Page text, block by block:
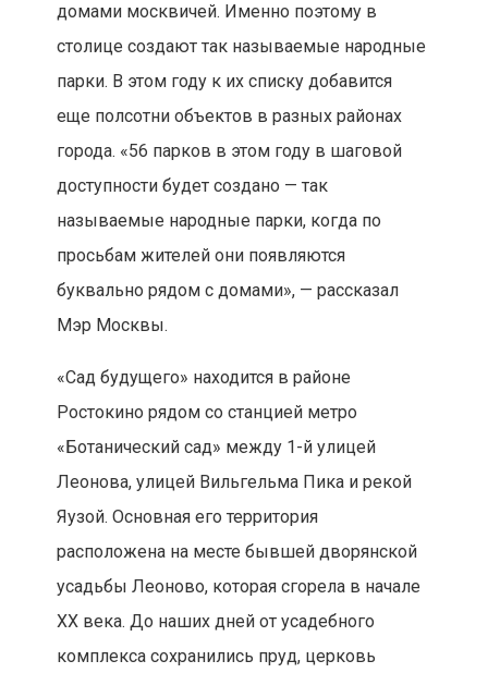
домами москвичей. Именно поэтому в
столице создают так называемые народные
парки. В этом году к их списку добавится
еще полсотни объектов в разных районах
города. «56 парков в этом году в шаговой
доступности будет создано — так
называемые народные парки, когда по
просьбам жителей они появляются
буквально рядом с домами», — рассказал
Мэр Москвы.
«Сад будущего» находится в районе
Ростокино рядом со станцией метро
«Ботанический сад» между 1-й улицей
Леонова, улицей Вильгельма Пика и рекой
Яузой. Основная его территория
расположена на месте бывшей дворянской
усадьбы Леоново, которая сгорела в начале
XX века. До наших дней от усадебного
комплекса сохранились пруд, церковь